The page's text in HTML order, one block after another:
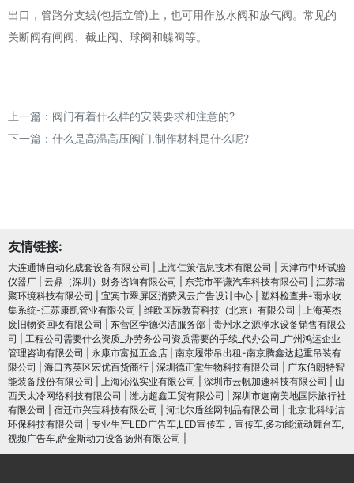
出口，管路分支线(包括立管)上，也可用作放水阀和放气阀。常见的
关断阀有闸阀、截止阀、球阀和蝶阀等。
上一篇： 阀门有着什么样的安装要求和注意的?
下一篇： 什么是高温高压阀门,制作材料是什么呢?
友情链接:
大连通博自动化成套设备有限公司 上海仁策信息技术有限公司
天津市中环试验
仪器厂
云鼎（深圳）财务咨询有限公司 东莞市平谦汽车科技有限公司
江苏瑞
聚环境科技有限公司
宜宾市翠屏区消费风云广告设计中心
塑料检查井-雨水收
集系统-江苏康凯管业有限公司
维欧国际教育科技（北京）有限公司
上海英杰
废旧物资回收有限公司
东营区学德保洁服务部
贵州水之源净水设备销售有限公
司
工程公司需要什么资质_办劳务公司资质需要的手续_代办公司_广州鸿运企业
管理咨询有限公司
永康市富挺五金店
南京履带吊出租-南京腾鑫达起重吊装有
限公司
海口秀英区宏优百货商行 深圳德正堂生物科技有限公司
广东伯朗特智
能装备股份有限公司
上海沁泓实业有限公司 深圳市云帆加速科技有限公司
山
西天太冷网络科技有限公司
潍坊超鑫工贸有限公司
深圳市迦南美地国际旅行社
有限公司
宿迁市兴宝科技有限公司 河北尔盾丝网制品有限公司
北京北科绿洁
环保科技有限公司
专业生产LED广告车,LED宣传车，宣传车,多功能流动舞台车,
视频广告车,萨金斯动力设备扬州有限公司